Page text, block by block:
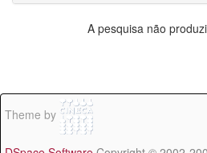
A pesquisa não
Theme by